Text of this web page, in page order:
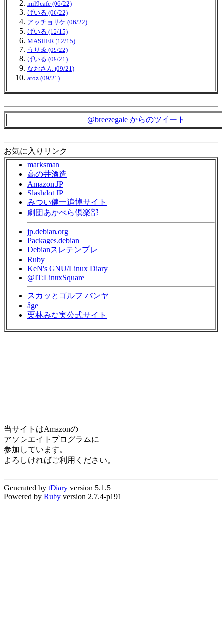
mil9cafe (06/22)
げいる (06/22)
アッチョリケ (06/22)
げいる (12/15)
MASHER (12/15)
うりゑ (09/22)
げいる (09/21)
なおさん (09/21)
atoz (09/21)
@breezegale からのツイート
お気に入りリンク
marksman
高の井酒造
Amazon.JP
Slashdot.JP
みつい健一追悼サイト
劇団あかぺら倶楽部
jp.debian.org
Packages.debian
Debianスレテンプレ
Ruby
KeN's GNU/Linux Diary
@IT:LinuxSquare
スカッとゴルフ パンヤ
âge
栗林みな実公式サイト
当サイトはAmazonの
アソシエイトプログラムに
参加しています。
よろしければご利用ください。
Generated by tDiary version 5.1.5
Powered by Ruby version 2.7.4-p191